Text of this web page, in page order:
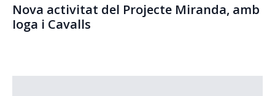
Nova activitat del Projecte Miranda, amb
Ioga i Cavalls